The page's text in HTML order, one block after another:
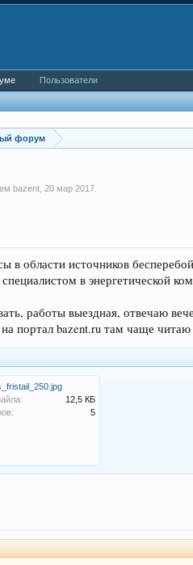
форум
bazent ,20 мар 2017
в области источников
в энергетической
работы выездная, отвечаю
портал bazent.ru там чаще
12,5 КБ
5
Пользователи